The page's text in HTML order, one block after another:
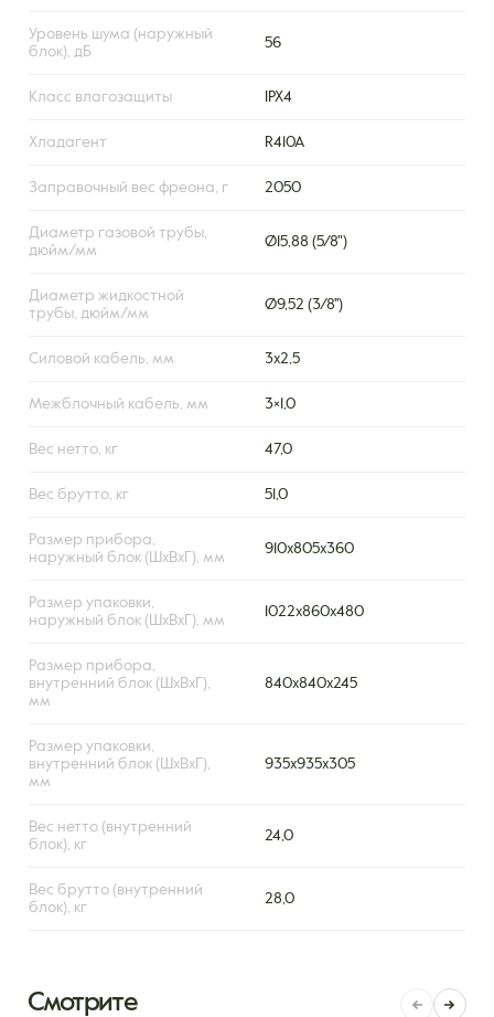
Уровень шума (наружный
блок), дБ
56
Класс влагозащиты IPX4
Хладагент R410A
Заправочный вес фреона, г 2050
Диаметр газовой трубы,
дюйм/мм
Ø15,88 (5/8")
Диаметр жидкостной
трубы, дюйм/мм
Ø9,52 (3/8'')
Силовой кабель, мм 3х2,5
Межблочный кабель, мм 3×1,0
Вес нетто, кг 47,0
Вес брутто, кг 51,0
Размер прибора,
наружный блок (ШxВxГ), мм
910x805x360
Размер упаковки,
наружный блок (ШxВxГ), мм
1022x860x480
Размер прибора,
внутренний блок (ШxВxГ),
мм
840х840х245
Размер упаковки,
внутренний блок (ШxВxГ),
мм
935х935х305
Вес нетто (внутренний
блок), кг
24,0
Вес брутто (внутренний
блок), кг
28,0
Смотрите